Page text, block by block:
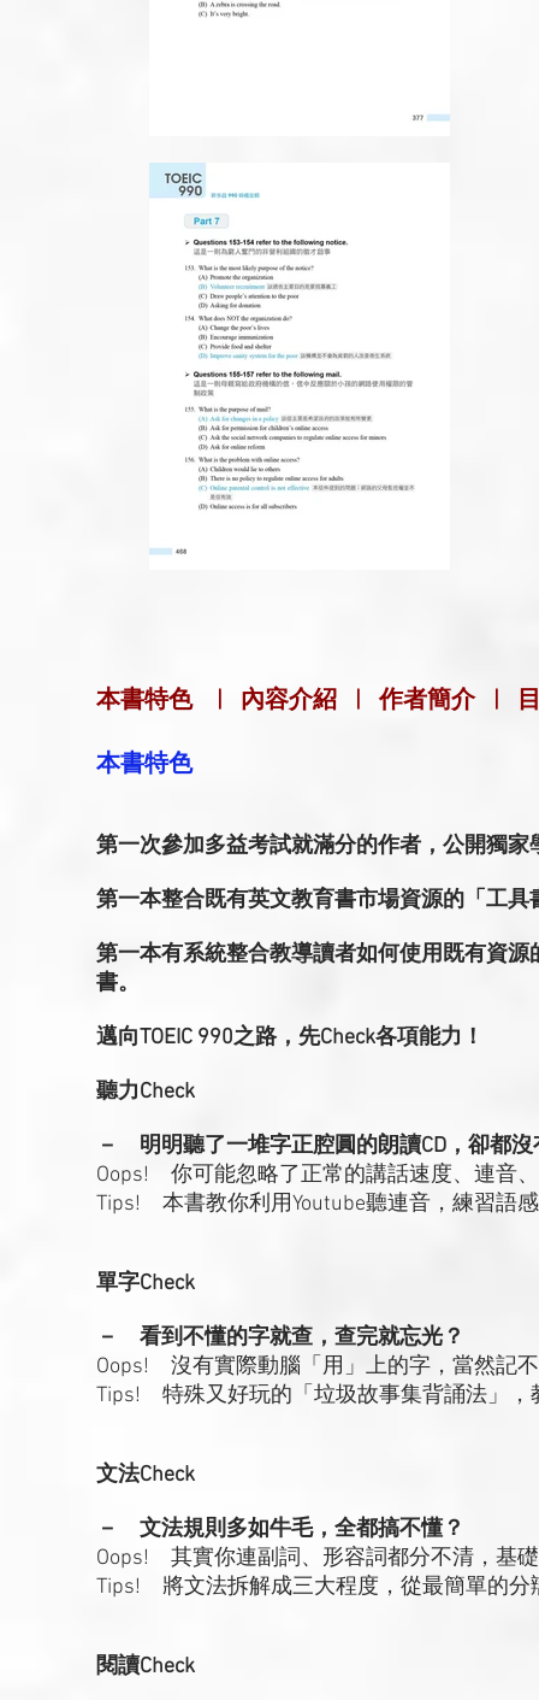
本書特色 | 內容介紹 |作者簡介 |
本書特色
第一次參加多益考試就滿分的作者，公開獨家
第一本整合既有英文教育書市場資源的「工具
第一本有系統整合教導讀者如何使用既有資
書。
邁向TOEIC 990之路，先Check各項能力！
聽力Check
－ 明明聽了一堆字正腔圓的朗讀CD，卻都沒
Oops! 你可能忽略了正常的講話速度、連音
Tips! 本書教你利用Youtube聽連音，練習語
單字Check
－ 看到不懂的字就查，查完就忘光？
Oops! 沒有實際動腦「用」上的字，當然記
Tips! 特殊又好玩的「垃圾故事集背誦法」，
文法Check
－ 文法規則多如牛毛，全都搞不懂？
Oops! 其實你連副詞、形容詞都分不清，基
Tips! 將文法拆解成三大程度，從最簡單的分
閱讀Check